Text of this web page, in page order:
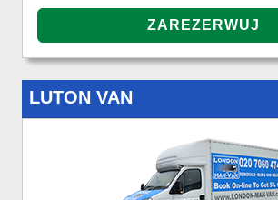
LUTON VAN